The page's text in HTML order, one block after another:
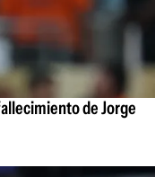
de Jorge